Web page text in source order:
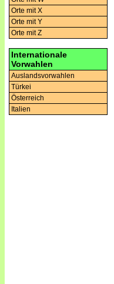
Orte mit X
Orte mit Y
Orte mit Z
Internationale
Vorwahlen
Auslandsvorwahlen
Türkei
Österreich
Italien